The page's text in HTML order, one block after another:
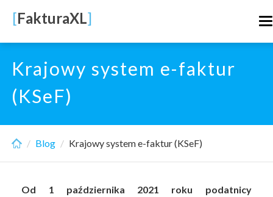
main
content
[FakturaXL]
Krajowy system e-faktur
(KSeF)
Blog Krajowy system e-faktur (KSeF)
Od 1 października 2021 roku podatnicy